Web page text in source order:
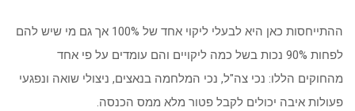
ההתייחסות כאן היא לבעלי ליקוי אחד של 100% אך גם מי שיש להם
לפחות 90% נכות בשל כמה ליקויים והם עומדים על פי אחד
מהחוקים הללו: נכי צה"ל, נכי המלחמה בנאצים, ניצולי שואה ונפגעי
פעולות איבה יכולים לקבל פטור מלא ממס הכנסה.